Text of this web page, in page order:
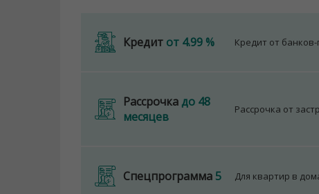
Кредит от 4.99 % Кредит от
Рассрочкадо 48
месяцев
Рассрочка от
Спецпрограмма5 Для квартир в